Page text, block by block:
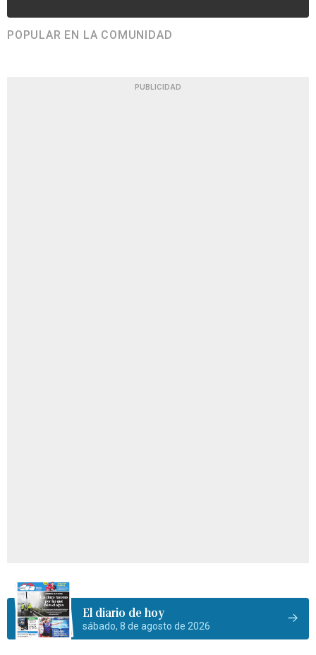
POPULAR EN LA COMUNIDAD
PUBLICIDAD
El diario de hoy
sábado, 8 de agosto de 2026